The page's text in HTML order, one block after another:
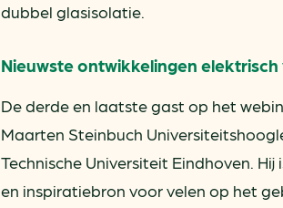
dubbel glasisolatie.
Nieuwste ontwikkelingen
De derde en laatste gast op het
Maarten Steinbuch
Technische Universiteit Eindhoven. Hij
en inspiratiebron voor velen op het